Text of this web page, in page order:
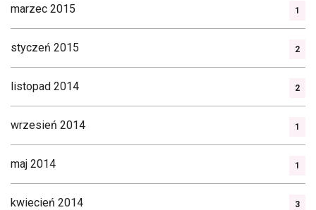
marzec 2015 1
styczeń 2015 2
listopad 2014 2
wrzesień 2014 1
maj 2014 1
kwiecień 2014 3